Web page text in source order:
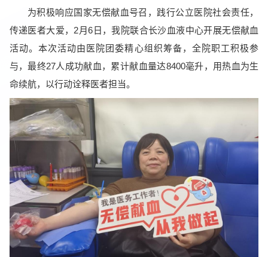
为积极响应国家无偿献血号召，践行公立医院社会责任，
传递医者大爱，2月6日，我院联合长沙血液中心开展无偿献血
活动。本次活动由医院团委精心组织筹备，全院职工积极参
与，最终27人成功献血，累计献血量达8400毫升，用热血为生
命续航，以行动诠释医者担当。